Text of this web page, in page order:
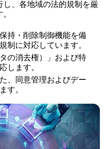
、各地域の法的規制を厳
持・削除制御機能を備
制に対応しています。
の消去権）」および特
します。
、同意管理およびデー
す。